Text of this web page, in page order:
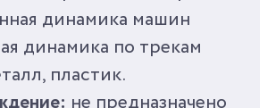
динамика машин
динамика по трекам
пластик.